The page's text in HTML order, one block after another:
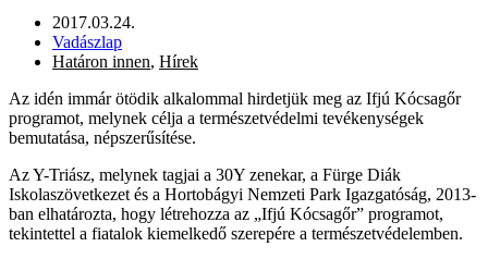
2017.03.24.
Vadászlap
Határon innen, Hírek
Az idén immár ötödik alkalommal hirdetjük meg az Ifjú Kócsagőr
programot, melynek célja a természetvédelmi tevékenységek
bemutatása, népszerűsítése.
Az Y-Triász, melynek tagjai a 30Y zenekar, a Fürge Diák
Iskolaszövetkezet és a Hortobágyi Nemzeti Park Igazgatóság, 2013-
ban elhatározta, hogy létrehozza az „Ifjú Kócsagőr” programot,
tekintettel a fiatalok kiemelkedő szerepére a természetvédelemben.